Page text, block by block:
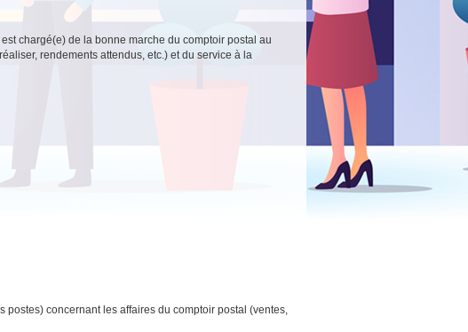
chargé(e) de la bonne marche du comptoir postal au
rendements attendus, etc.) et du service à la
concernant les affaires du comptoir postal (ventes,